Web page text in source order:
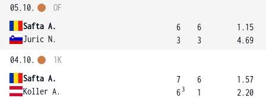
05.10.
Safta A.
Juric N.
OF
6
3
6
3
1.15
4.69
04.10.
Safta A.
Koller A.
1K
7
6 3
6
1
1.57
2.20